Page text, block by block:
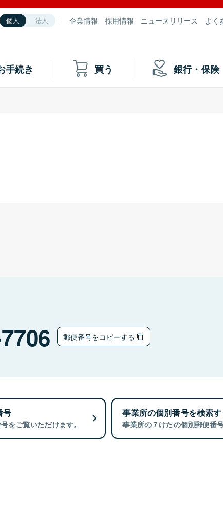
個人 法人 企業情報 採用情報 ニュースリリース よく
手続き 買う 銀行・保険
郵便番号をコピーする
号
をご覧いただけます。
事業所の個別番号を検索
事業所の７けたの個別郵便番